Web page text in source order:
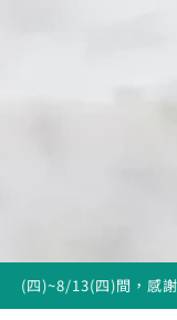
，感謝您的體諒與支持